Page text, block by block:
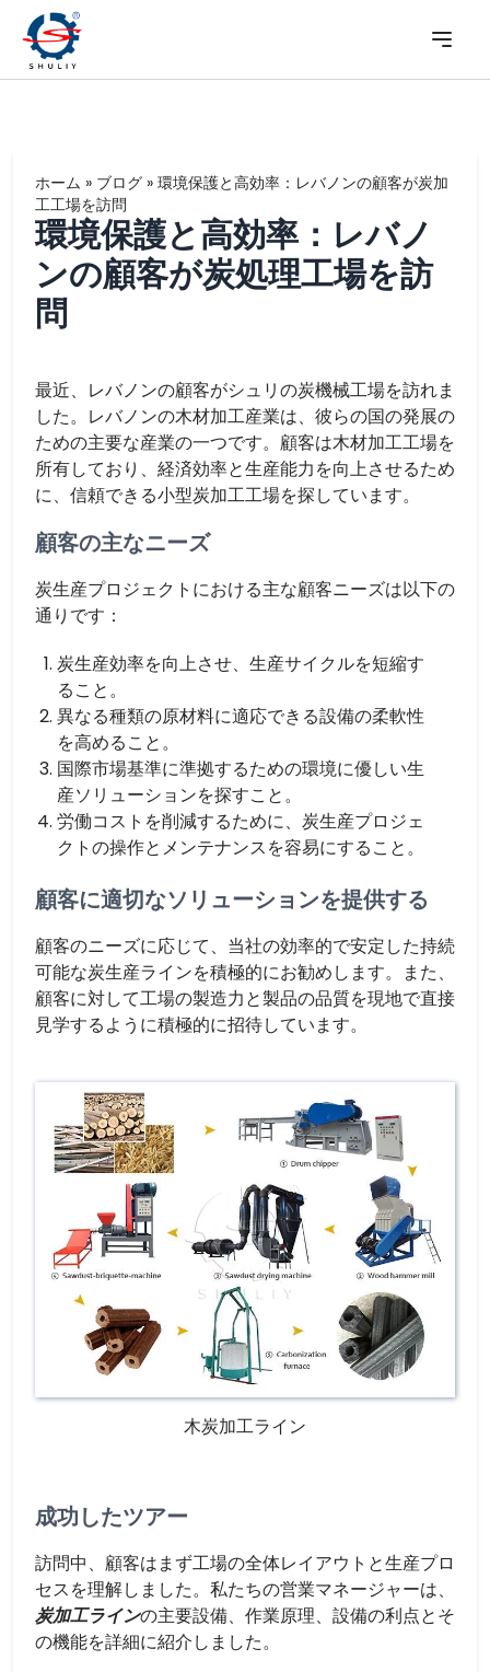
ホーム » ブログ » 環境保護と高効率：レバノンの顧客が炭加
工工場を訪問
環境保護と高効率：レバノ
ンの顧客が炭処理工場を訪
問
最近、レバノンの顧客がシュリの炭機械工場を訪れま
した。レバノンの木材加工産業は、彼らの国の発展の
ための主要な産業の一つです。顧客は木材加工工場を
所有しており、経済効率と生産能力を向上させるため
に、信頼できる小型炭加工工場を探しています。
顧客の主なニーズ
炭生産プロジェクトにおける主な顧客ニーズは以下の
通りです：
炭生産効率を向上させ、生産サイクルを短縮す
ること。
異なる種類の原材料に適応できる設備の柔軟性
を高めること。
国際市場基準に準拠するための環境に優しい生
産ソリューションを探すこと。
労働コストを削減するために、炭生産プロジェ
クトの操作とメンテナンスを容易にすること。
顧客に適切なソリューションを提供する
顧客のニーズに応じて、当社の効率的で安定した持続
可能な炭生産ラインを積極的にお勧めします。また、
顧客に対して工場の製造力と製品の品質を現地で直接
見学するように積極的に招待しています。
木炭加工ライン
成功したツアー
訪問中、顧客はまず工場の全体レイアウトと生産プロ
セスを理解しました。私たちの営業マネージャーは、
炭加工ラインの主要設備、作業原理、設備の利点とそ
の機能を詳細に紹介しました。